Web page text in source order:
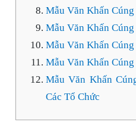
Mẫu Văn Khấn
Mẫu Văn Khấn
Mẫu Văn Khấn Cúng
Mẫu Văn Khấn Cúng
Mẫu Văn Khấn
Các Tổ Chức